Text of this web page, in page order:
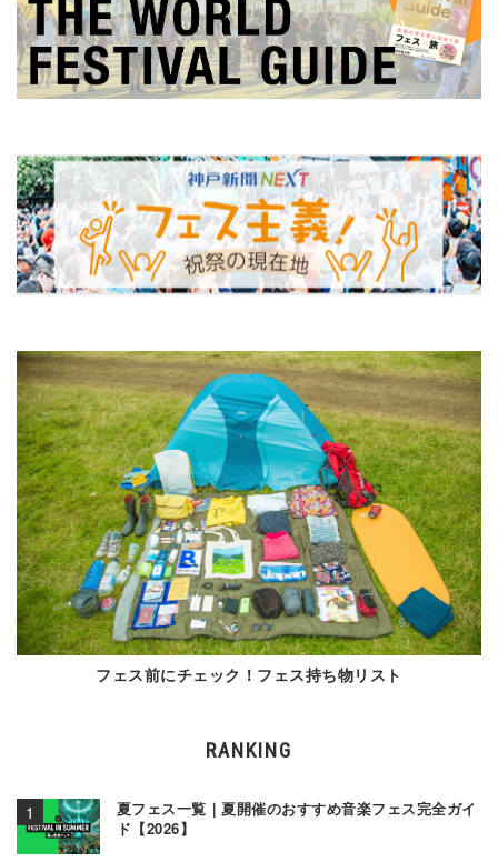
フェス前にチェック！フェス持ち物リスト
RANKING
夏フェス一覧｜夏開催のおすすめ音楽フェス完全ガイ
ド【2026】